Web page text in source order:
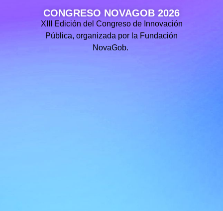
CONGRESO NOVAGOB 2026
XIII Edición del Congreso de Innovación
Pública, organizada por la Fundación
NovaGob.